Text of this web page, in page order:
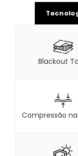
Blackout
Compressão